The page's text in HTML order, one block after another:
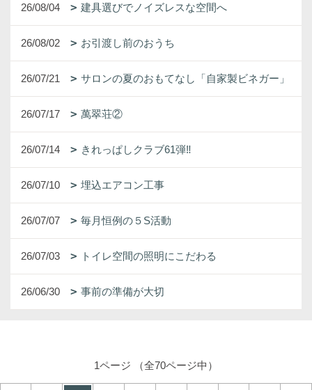
26/08/04 建具選びでノイズレスな空間へ
26/08/02 お引渡し前のおうち
26/07/21 サロンの夏のおもてなし「自家製ビネガー」
26/07/17 萬翠荘②
26/07/14 きれっぱしクラブ61弾‼
26/07/10 埋込エアコン工事
26/07/07 毎月恒例の５S活動
26/07/03 トイレ空間の照明にこだわる
26/06/30 事前の準備が大切
1ページ （全70ページ中）